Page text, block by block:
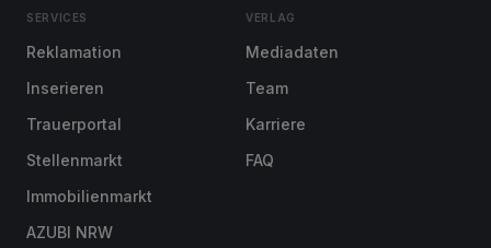
SERVICES
Reklamation
Inserieren
Trauerportal
Stellenmarkt
Immobilienmarkt
AZUBI NRW
VERLAG
Mediadaten
Team
Karriere
FAQ